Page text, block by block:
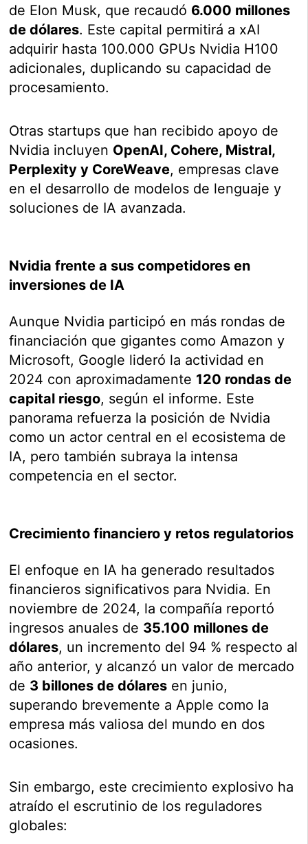
de Elon Musk, que recaudó 6.000 millones
de dólares. Este capital permitirá a xAI
adquirir hasta 100.000 GPUs Nvidia H100
adicionales, duplicando su capacidad de
procesamiento.
Otras startups que han recibido apoyo de
Nvidia incluyen OpenAI, Cohere, Mistral,
Perplexity y CoreWeave, empresas clave
en el desarrollo de modelos de lenguaje y
soluciones de IA avanzada.
Nvidia frente a sus competidores en
inversiones de IA
Aunque Nvidia participó en más rondas de
financiación que gigantes como Amazon y
Microsoft, Google lideró la actividad en
2024 con aproximadamente 120 rondas de
capital riesgo, según el informe. Este
panorama refuerza la posición de Nvidia
como un actor central en el ecosistema de
IA, pero también subraya la intensa
competencia en el sector.
Crecimiento financiero y retos regulatorios
El enfoque en IA ha generado resultados
financieros significativos para Nvidia. En
noviembre de 2024, la compañía reportó
ingresos anuales de 35.100 millones de
dólares, un incremento del 94 % respecto al
año anterior, y alcanzó un valor de mercado
de 3 billones de dólares en junio,
superando brevemente a Apple como la
empresa más valiosa del mundo en dos
ocasiones.
Sin embargo, este crecimiento explosivo ha
atraído el escrutinio de los reguladores
globales: